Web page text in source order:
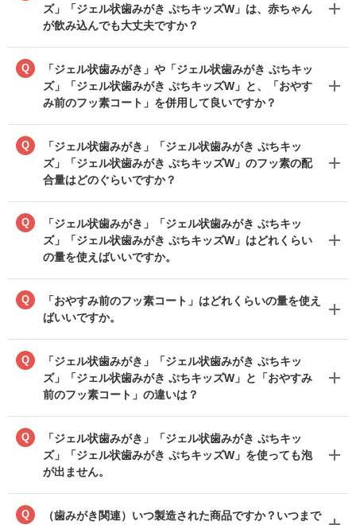
ズ」「ジェル状歯みがき ぷちキッズW」は、赤ちゃん
が飲み込んでも大丈夫ですか？
Q
「ジェル状歯みがき」や「ジェル状歯みがき ぷちキッ
ズ」「ジェル状歯みがき ぷちキッズW」と、「おやす
み前のフッ素コート」を併用して良いですか？
Q
「ジェル状歯みがき」「ジェル状歯みがき ぷちキッ
ズ」「ジェル状歯みがき ぷちキッズW」のフッ素の配
合量はどのぐらいですか？
Q
「ジェル状歯みがき」「ジェル状歯みがき ぷちキッ
ズ」「ジェル状歯みがき ぷちキッズW」はどれくらい
の量を使えばいいですか。
Q
「おやすみ前のフッ素コート」はどれくらいの量を使え
ばいいですか。
Q
「ジェル状歯みがき」「ジェル状歯みがき ぷちキッ
ズ」「ジェル状歯みがき ぷちキッズW」と「おやすみ
前のフッ素コート」の違いは？
Q
「ジェル状歯みがき」「ジェル状歯みがき ぷちキッ
ズ」「ジェル状歯みがき ぷちキッズW」を使っても泡
が出ません。
Q
（歯みがき関連）いつ製造された商品ですか？いつまで